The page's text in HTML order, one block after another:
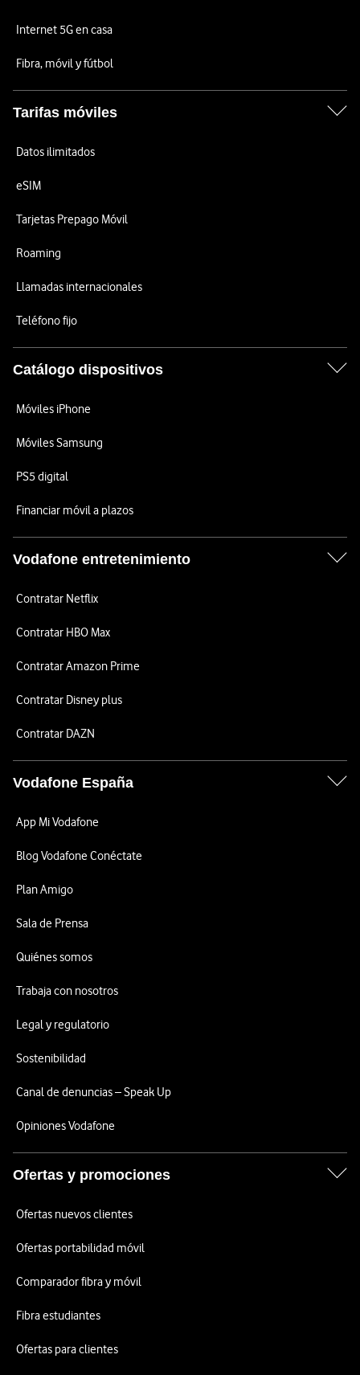
Internet 5G en casa
Fibra, móvil y fútbol
Tarifas móviles
Datos ilimitados
eSIM
Tarjetas Prepago Móvil
Roaming
Llamadas internacionales
Teléfono fijo
Catálogo dispositivos
Móviles iPhone
Móviles Samsung
PS5 digital
Financiar móvil a plazos
Vodafone entretenimiento
Contratar Netflix
Contratar HBO Max
Contratar Amazon Prime
Contratar Disney plus
Contratar DAZN
Vodafone España
App Mi Vodafone
Blog Vodafone Conéctate
Plan Amigo
Sala de Prensa
Quiénes somos
Trabaja con nosotros
Legal y regulatorio
Sostenibilidad
Canal de denuncias – Speak Up
Opiniones Vodafone
Ofertas y promociones
Ofertas nuevos clientes
Ofertas portabilidad móvil
Comparador fibra y móvil
Fibra estudiantes
Ofertas para clientes